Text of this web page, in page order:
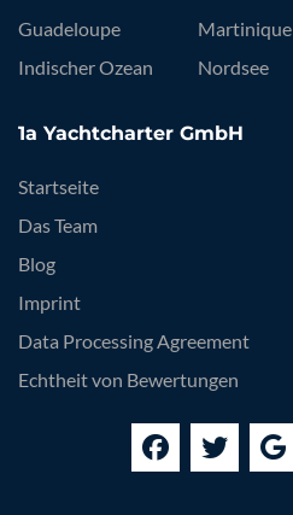
Guadeloupe
Indischer Ozean
Martinique
Nordsee
1a Yachtcharter GmbH
Startseite
Das Team
Blog
Imprint
Data Processing Agreement
Echtheit von Bewertungen